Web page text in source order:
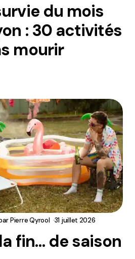
du mois
: 30 activités
mourir
Pierre Qyrool 31 juillet 2026
fin… de saison